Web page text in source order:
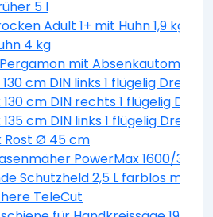
5 l
Adult 1+ mit Huhn 1,9 kg 1,9
4 kg
mit Absenkautomatik
cm DIN links 1 flügelig Dreh-
130 cm DIN rechts 1 flügelig
cm DIN links 1 flügelig Dreh-
Rost Ø 45 cm
PowerMax 1600/37
Schutzheld 2,5 L farblos matt
TeleCut